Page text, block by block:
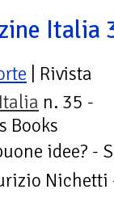
Italia
| Rivista
n. 35 -
Books
idee? -
Nichetti